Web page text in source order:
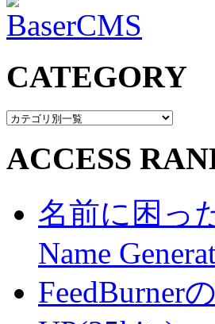
CATEGORY
ACCESS
名前に困っ
Name
FeedBurner